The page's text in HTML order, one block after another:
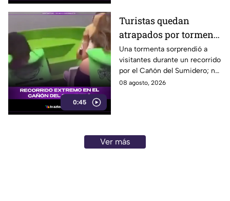
0:45
Turistas quedan
atrapados por tormenta
en el Cañón del
Sumidero
Una tormenta sorprendió a
visitantes durante un recorrido
por el Cañón del Sumidero; no
se reportaron personas heridas
08 agosto, 2026
Ver más